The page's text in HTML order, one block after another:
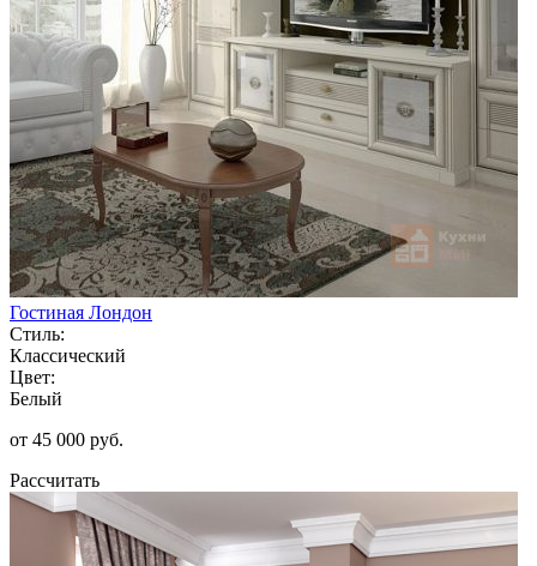
Гостиная Лондон
Стиль:
Классический
Цвет:
Белый
от 45 000 руб.
Рассчитать